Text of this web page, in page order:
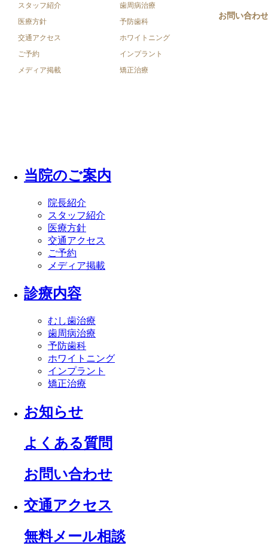
スタッフ紹介
医療方針
交通アクセス
ご予約
メディア掲載
歯周病治療
予防歯科
ホワイトニング
インプラント
矯正治療
お問い合わせ
当院のご案内
院長紹介
スタッフ紹介
医療方針
交通アクセス
ご予約
メディア掲載
診療内容
むし歯治療
歯周病治療
予防歯科
ホワイトニング
インプラント
矯正治療
お知らせ
よくある質問
お問い合わせ
交通アクセス
無料メール相談